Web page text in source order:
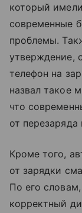
который
современные
проблемы.
утверждение,
телефон на
назвал такое
что
от перезаряда
Кроме того,
от зарядки
По его
корректный